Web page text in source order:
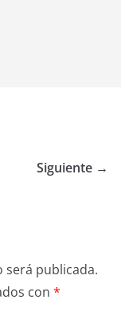
Siguiente →
publicada.
con *